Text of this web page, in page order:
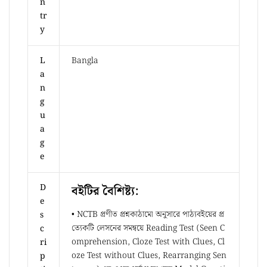
tr
y
L
a
n
g
u
a
g
e
Bangla
D
e
s
c
ri
p
বইটির বৈশিষ্ট্য:
• NCTB প্রণীত প্রশ্নকাঠামো অনুসারে পাঠ্যবইয়ের প্র
ত্যেকটি লেসনের সমন্বয়ে Reading Test (Seen C
omprehension, Cloze Test with Clues, Cl
oze Test without Clues, Rearranging Sen